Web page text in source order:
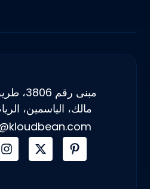
مبنى رقم
مالك، الياسمين، الرياض